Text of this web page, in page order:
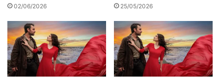
02/06/2026 25/05/2026